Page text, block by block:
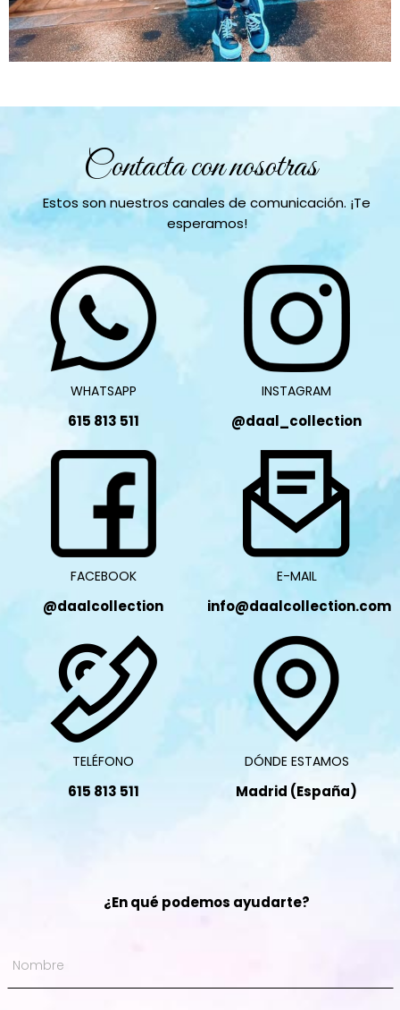
Contacta con nosotras
Estos son nuestros canales de comunicación. ¡Te
esperamos!
WHATSAPP
615 813 511
INSTAGRAM
@daal_collection
FACEBOOK
@daalcollection
E-MAIL
info@daalcollection.com
TELÉFONO
615 813 511
DÓNDE ESTAMOS
Madrid (España)
¿En qué podemos ayudarte?